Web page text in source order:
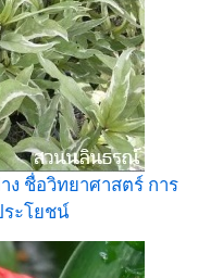
ชื่อวิทยาศาสตร์ การ
ะโยชน์